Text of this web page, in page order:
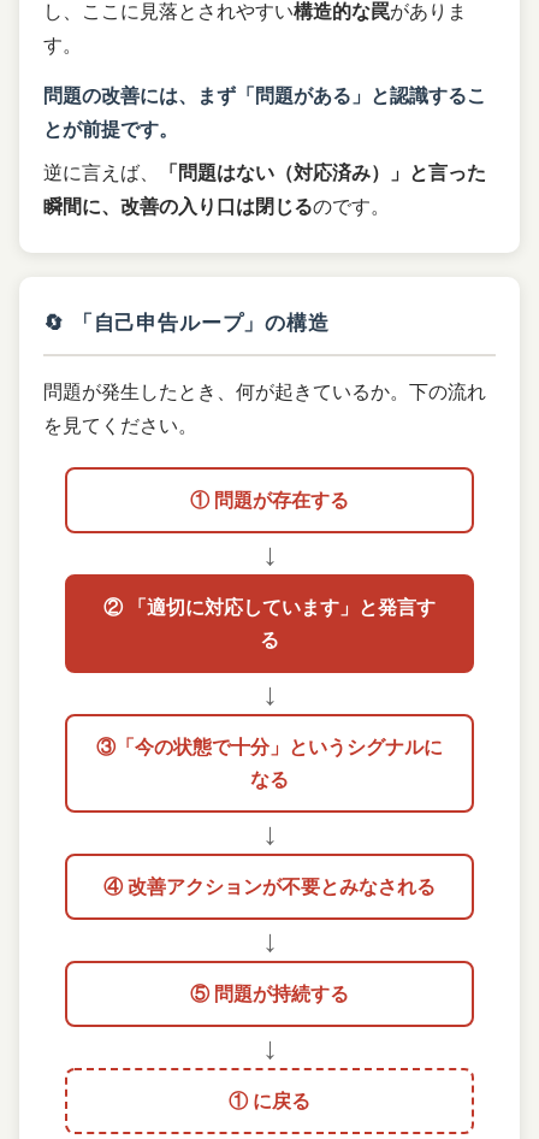
し、ここに見落とされやすい構造的な罠がありま
す。
問題の改善には、まず「問題がある」と認識するこ
とが前提です。
逆に言えば、
「問題はない（対応済み）」と言った
瞬間に、改善の入り口は閉じるのです。
🔄 「自己申告ループ」の構造
問題が発生したとき、何が起きているか。下の流れ
を見てください。
① 問題が存在する
↓
② 「適切に対応しています」と発言す
る
↓
③「今の状態で十分」というシグナルに
なる
↓
④ 改善アクションが不要とみなされる
↓
⑤ 問題が持続する
↓
① に戻る